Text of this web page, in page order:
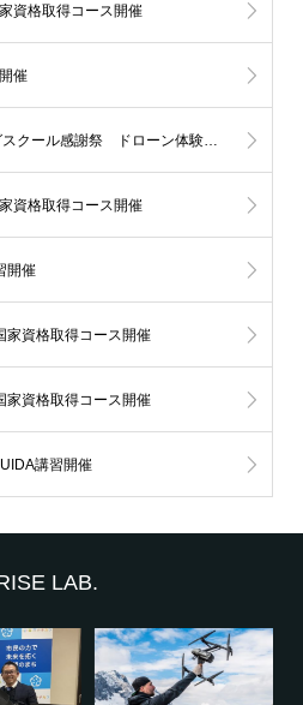
資格取得コース開催
催
第10回 小田原ドライビングスクール感謝祭 ドローン体験飛行イベント開催！
資格取得コース開催
開催
家資格取得コース開催
家資格取得コース開催
講習開催
LAB.